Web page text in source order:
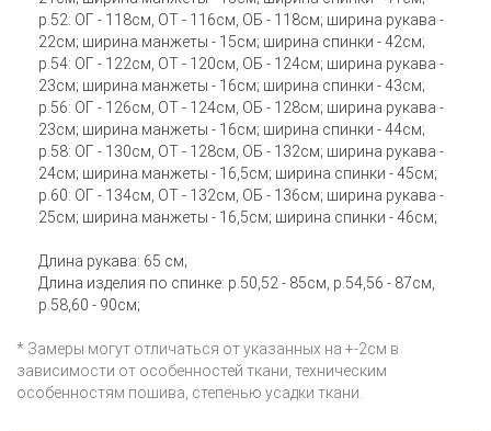
р.52: ОГ - 118см, ОТ - 116см, ОБ - 118см; ширина рукава -
22см; ширина манжеты - 15см; ширина спинки - 42см;
р.54: ОГ - 122см, ОТ - 120см, ОБ - 124см; ширина рукава -
23см; ширина манжеты - 16см; ширина спинки - 43см;
р.56: ОГ - 126см, ОТ - 124см, ОБ - 128см; ширина рукава -
23см; ширина манжеты - 16см; ширина спинки - 44см;
р.58: ОГ - 130см, ОТ - 128см, ОБ - 132см; ширина рукава -
24см; ширина манжеты - 16,5см; ширина спинки - 45см;
р.60: ОГ - 134см, ОТ - 132см, ОБ - 136см; ширина рукава -
25см; ширина манжеты - 16,5см; ширина спинки - 46см;
Длина рукава: 65 см;
Длина изделия по спинке: р.50,52 - 85см, р.54,56 - 87см,
р.58,60 - 90см;
* Замеры могут отличаться от указанных на +-2см в
зависимости от особенностей ткани, техническим
особенностям пошива, степенью усадки ткани.